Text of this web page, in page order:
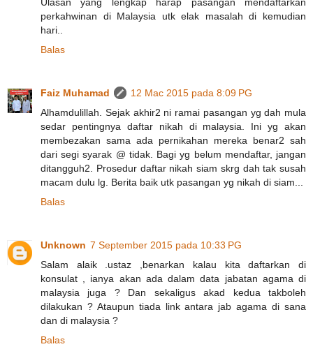
perkahwinan di Malaysia utk elak masalah di kemudian
hari..
Balas
Faiz Muhamad
12 Mac 2015 pada 8:09 PG
Alhamdulillah. Sejak akhir2 ni ramai pasangan yg dah mula
sedar pentingnya daftar nikah di malaysia. Ini yg akan
membezakan sama ada pernikahan mereka benar2 sah
dari segi syarak @ tidak. Bagi yg belum mendaftar, jangan
ditangguh2. Prosedur daftar nikah siam skrg dah tak susah
macam dulu lg. Berita baik utk pasangan yg nikah di siam...
Balas
Unknown 7 September 2015 pada 10:33 PG
Salam alaik .ustaz ,benarkan kalau kita daftarkan di
konsulat , ianya akan ada dalam data jabatan agama di
malaysia juga ? Dan sekaligus akad kedua takboleh
dilakukan ? Ataupun tiada link antara jab agama di sana
dan di malaysia ?
Balas